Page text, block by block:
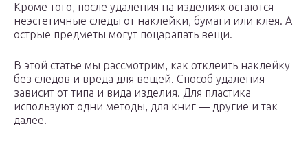
Кроме того, после удаления на изделиях остаются
неэстетичные следы от наклейки, бумаги или клея. А
острые предметы могут поцарапать вещи.
В этой статье мы рассмотрим, как отклеить наклейку
без следов и вреда для вещей. Способ удаления
зависит от типа и вида изделия. Для пластика
используют одни методы, для книг — другие и так
далее.